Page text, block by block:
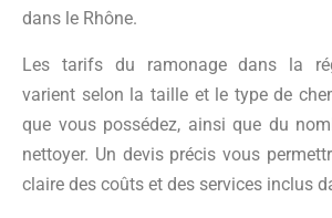
dans le Rhône.
Les tarifs du ramonage dans la
varient selon la taille et le type de
que vous possédez, ainsi que du
nettoyer. Un devis précis vous
claire des coûts et des services inclus